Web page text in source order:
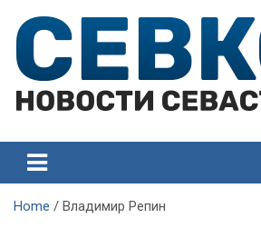
content
Севастополя
Севастополя
Home Владимир Репин